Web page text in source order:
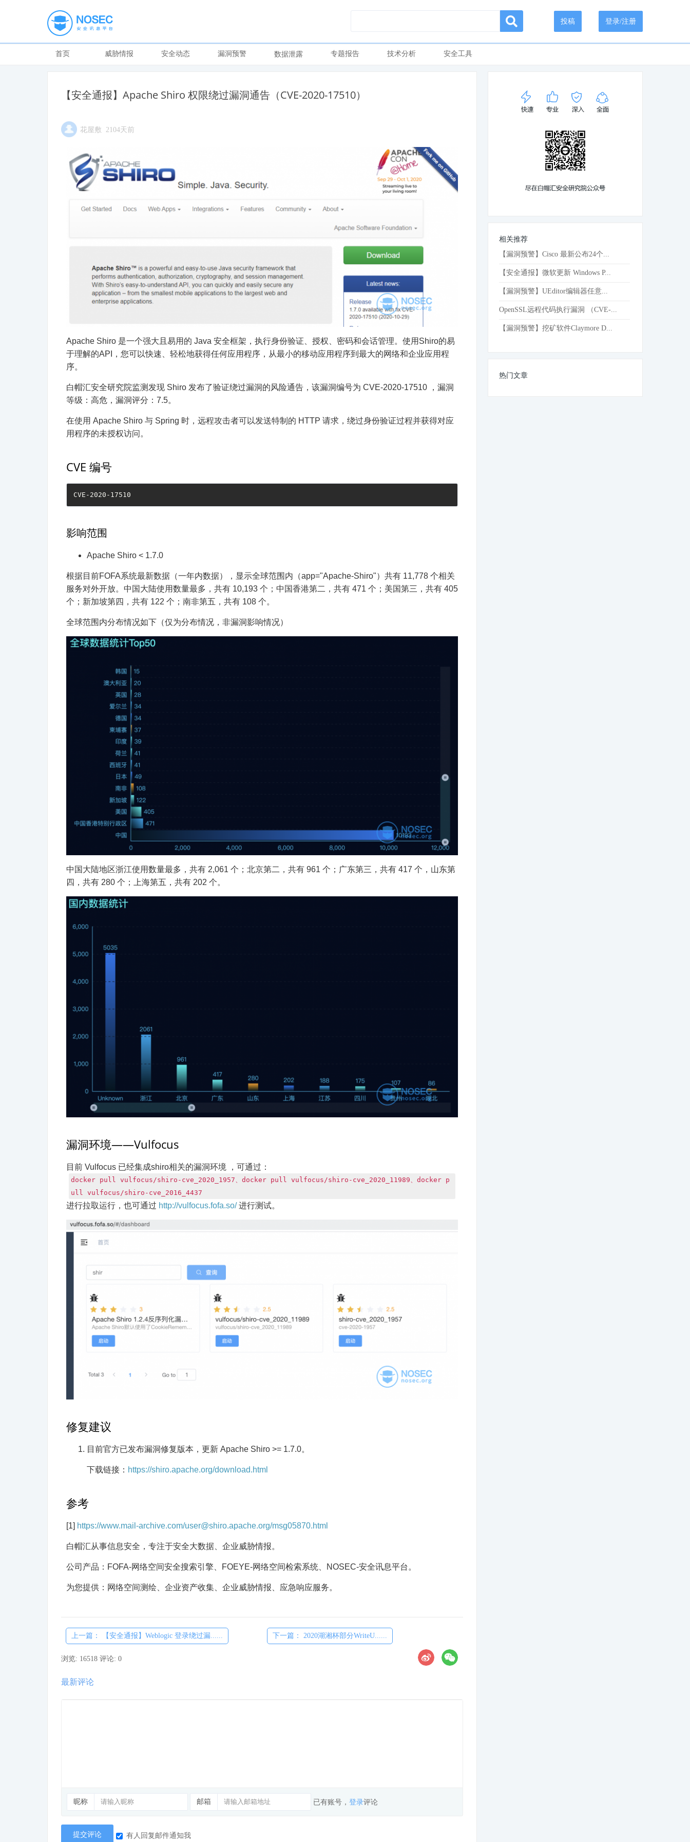
登录/注册
投稿
首页 威胁情报 安全动态 漏洞预警 数据泄露 专题报告 技术分析 安全工具
【安全通报】Apache Shiro 权限绕过漏洞通告（CVE-2020-17510）
花屋敷 2104天前
Apache Shiro 是一个强大且易用的 Java 安全框架，执行身份验证、授权、密码和会话管理。使用Shiro的易
于理解的API，您可以快速、轻松地获得任何应用程序，从最小的移动应用程序到最大的网络和企业应用程
序。
白帽汇安全研究院监测发现 Shiro 发布了验证绕过漏洞的风险通告，该漏洞编号为 CVE-2020-17510 ，漏洞
等级：高危，漏洞评分：7.5。
在使用 Apache Shiro 与 Spring 时，远程攻击者可以发送特制的 HTTP 请求，绕过身份验证过程并获得对应
用程序的未授权访问。
CVE 编号
影响范围
Apache Shiro < 1.7.0
根据目前FOFA系统最新数据（一年内数据），显示全球范围内（app="Apache-Shiro"）共有 11,778 个相关
服务对外开放。中国大陆使用数量最多，共有 10,193 个；中国香港第二，共有 471 个；美国第三，共有 405
个；新加坡第四，共有 122 个；南非第五，共有 108 个。
全球范围内分布情况如下（仅为分布情况，非漏洞影响情况）
中国大陆地区浙江使用数量最多，共有 2,061 个；北京第二，共有 961 个；广东第三，共有 417 个，山东第
四，共有 280 个；上海第五，共有 202 个。
漏洞环境——Vulfocus
目前 Vulfocus 已经集成shiro相关的漏洞环境 ，可通过：
docker pull vulfocus/shiro-cve_2020_1957、docker pull vulfocus/shiro-cve_2020_11989、docker p
ull vulfocus/shiro-cve_2016_4437
进行拉取运行，也可通过 http://vulfocus.fofa.so/进行测试。
修复建议
目前官方已发布漏洞修复版本，更新 Apache Shiro >= 1.7.0。
下载链接： https://shiro.apache.org/download.html
参考
[1] https://www.mail-archive.com/user@shiro.apache.org/msg05870.html
白帽汇从事信息安全，专注于安全大数据、企业威胁情报。
公司产品：FOFA-网络空间安全搜索引擎、FOEYE-网络空间检索系统、NOSEC-安全讯息平台。
为您提供：网络空间测绘、企业资产收集、企业威胁情报、应急响应服务。
上一篇： 【安全通报】Weblogic 登录绕过漏...... 下一篇： 2020湖湘杯部分WriteU......
浏览: 16518 评论: 0
最新评论
昵称 邮箱 已有账号， 登录评论
提交评论 有人回复邮件通知我
相关推荐
【漏洞预警】Cisco 最新公布24个...
【安全通报】微软更新 Windows P...
【漏洞预警】UEditor编辑器任意...
OpenSSL远程代码执行漏洞 （CVE-...
【漏洞预警】挖矿软件Claymore D...
热门文章